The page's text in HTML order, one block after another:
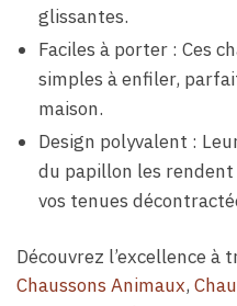
glissantes.
Faciles à porter : Ces
simples à enfiler,
maison.
Design polyvalent :
du papillon les
vos tenues
Découvrez l’excellence à
Chaussons Animaux,